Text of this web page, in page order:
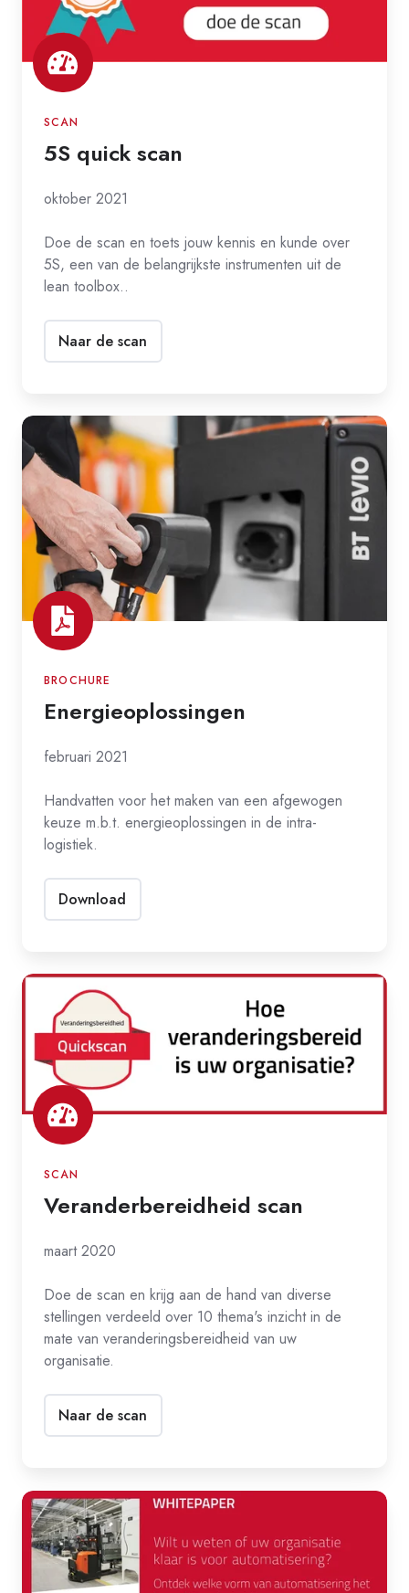
SCAN
5S quick scan
oktober 2021
Doe de scan en toets jouw kennis en kunde over
5S, een van de belangrijkste instrumenten uit de
lean toolbox..
Naar de scan
Energieoplossingen
BROCHURE
Energieoplossingen
februari 2021
Handvatten voor het maken van een afgewogen
keuze m.b.t. energieoplossingen in de intra-
logistiek.
Download
Veranderbereidheid
SCAN
Veranderbereidheid scan
maart 2020
Doe de scan en krijg aan de hand van diverse
stellingen verdeeld over 10 thema's inzicht in de
mate van veranderingsbereidheid van uw
organisatie.
Naar de scan
Automatisering
in
material
handling